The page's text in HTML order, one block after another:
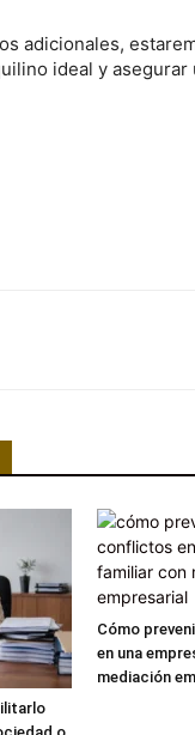
adicionales,
ideal y
Cómo
en una
mediación